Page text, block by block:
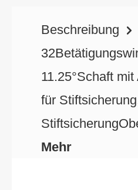
Beschreibung
11.25°Schaft
für
Mehr